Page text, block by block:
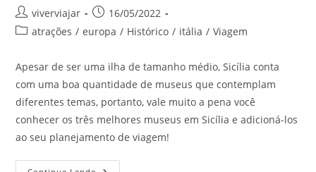
Autor
do
viverviajar
Post
publicado:
16/05/2022
Categoria
post:
atrações / europa / Histórico / itália / Viagem
Apesar de ser uma ilha de tamanho médio, Sicília conta
com uma boa quantidade de museus que contemplam
diferentes temas, portanto, vale muito a pena você
conhecer os três melhores museus em Sicília e adicioná-los
ao seu planejamento de viagem!